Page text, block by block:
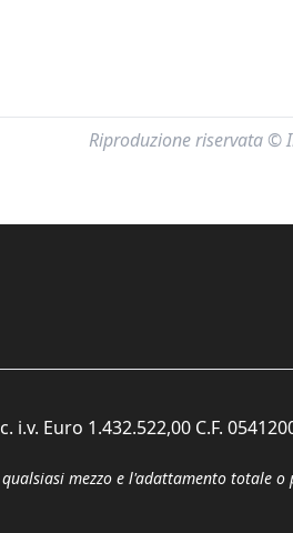
Riproduzione riservata ©
Euro 1.432.522,00 C.F.
mezzo e l'adattamento totale o